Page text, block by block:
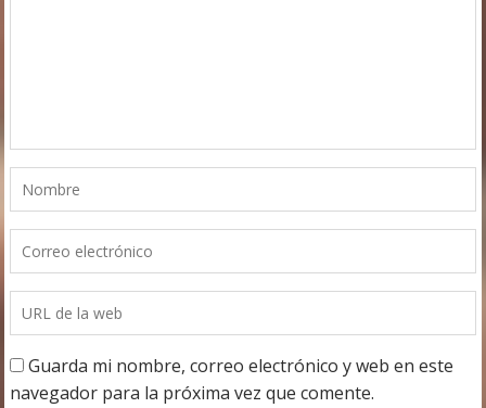
Guarda mi nombre, correo electrónico y web en este
navegador para la próxima vez que comente.